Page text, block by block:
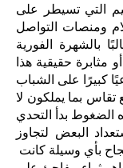
التي تسيطر على
ومنصات التواصل
بالشهرة الفورية
مثابرة حقيقية هذا
كبيرًا على الشباب
تقاس بما يملكون لا
الضغوط بدأ التحدي
البعض لتجاوز
بأي وسيلة كانت